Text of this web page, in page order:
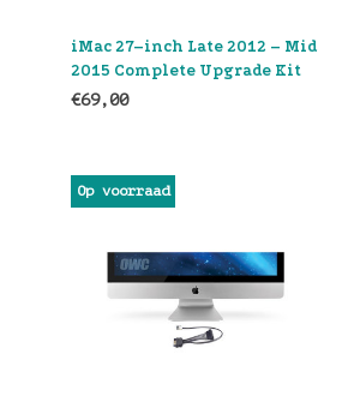
iMac 27–inch Late 2012 – Mid
2015 Complete Upgrade Kit
€69,00
Op voorraad